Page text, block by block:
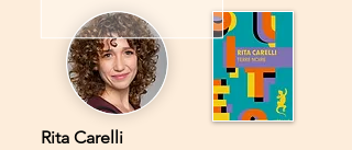
Rita Carelli